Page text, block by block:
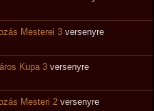
Mesterei 3 versenyre
Kupa 3 versenyre
Mesteri 2 versenyre